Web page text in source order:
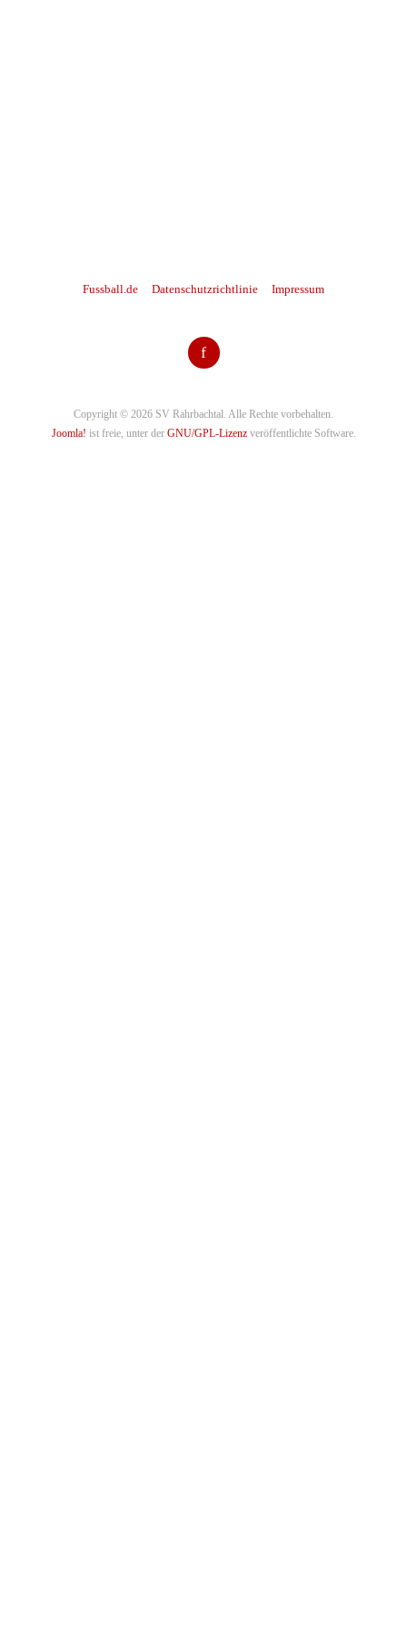
Fussball.de Datenschutzrichtlinie Impressum
f
Copyright © 2026 SV Rahrbachtal. Alle Rechte vorbehalten.
Joomla! ist freie, unter der GNU/GPL-Lizenzveröffentlichte Software.